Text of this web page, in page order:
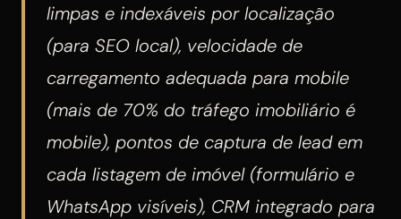
limpas e indexáveis por localização
(para SEO local), velocidade de
carregamento adequada para mobile
(mais de 70% do tráfego imobiliário é
mobile), pontos de captura de lead em
cada listagem de imóvel (formulário e
WhatsApp visíveis), CRM integrado para